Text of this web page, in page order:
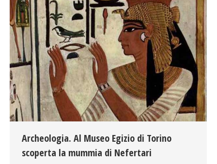
Archeologia. Al Museo Egizio di Torino
scoperta la mummia di Nefertari